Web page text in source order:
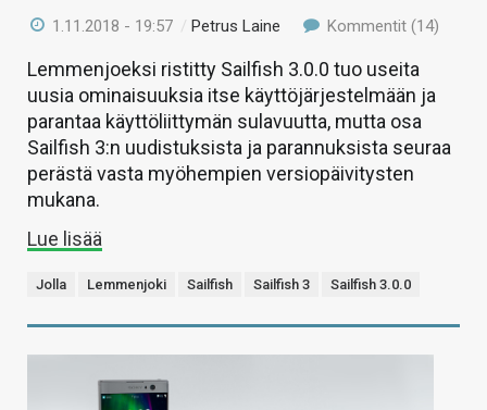
1.11.2018 - 19:57 /Petrus Laine Kommentit (14)
Lemmenjoeksi ristitty Sailfish 3.0.0 tuo useita
uusia ominaisuuksia itse käyttöjärjestelmään ja
parantaa käyttöliittymän sulavuutta, mutta osa
Sailfish 3:n uudistuksista ja parannuksista seuraa
perästä vasta myöhempien versiopäivitysten
mukana.
Lue lisää
Jolla Lemmenjoki Sailfish Sailfish 3 Sailfish 3.0.0